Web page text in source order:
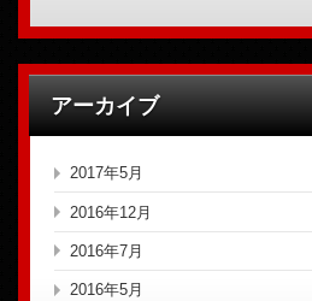
アーカイブ
2017年5月
2016年12月
2016年7月
2016年5月